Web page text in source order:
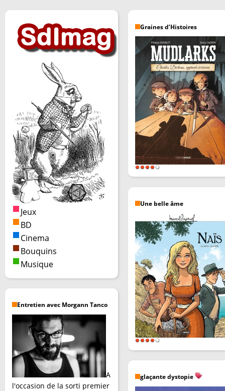
Jeux
BD
Cinema
Bouquins
Musique
Entretien avec Morgann Tanco
A
l'occasion de la sorti premier
Graines d’Histoires
Une belle âme
glaçante dystopie